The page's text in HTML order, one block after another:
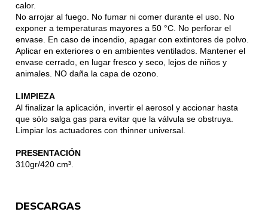
calor.
No arrojar al fuego. No fumar ni comer durante el uso. No
exponer a temperaturas mayores a 50 °C. No perforar el
envase. En caso de incendio, apagar con extintores de polvo.
Aplicar en exteriores o en ambientes ventilados. Mantener el
envase cerrado, en lugar fresco y seco, lejos de niños y
animales. NO daña la capa de ozono.
LIMPIEZA
Al finalizar la aplicación, invertir el aerosol y accionar hasta
que sólo salga gas para evitar que la válvula se obstruya.
Limpiar los actuadores con thinner universal.
PRESENTACIÓN
310gr/420 cm³.
DESCARGAS